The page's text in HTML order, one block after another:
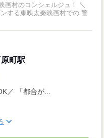
画村のコンシェルジュ！ ＼
する東映太秦映画村での 警
町駅
／ 「都合が...